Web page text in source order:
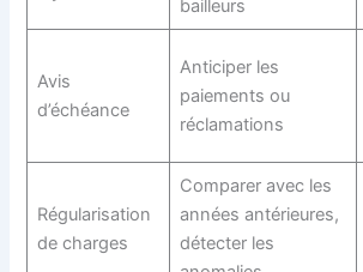
bailleurs
Avis
d’échéance
Anticiper les
paiements ou
réclamations
Régularisation
de charges
Comparer avec les
années antérieures,
détecter les